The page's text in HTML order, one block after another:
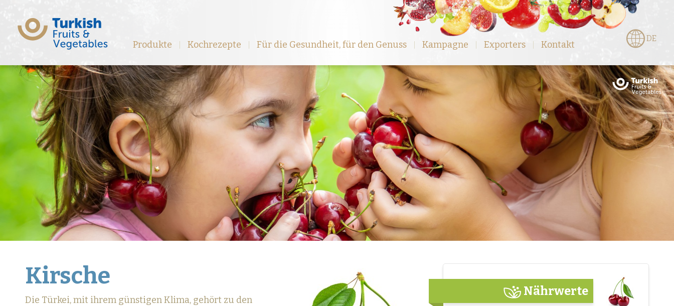
Produkte Kochrezepte Für die Gesundheit, für den Genuss Kampagne Exporters Kontakt
DE
Kirsche
Die Türkei, mit ihrem günstigen Klima, gehört zu den
Nährwerte